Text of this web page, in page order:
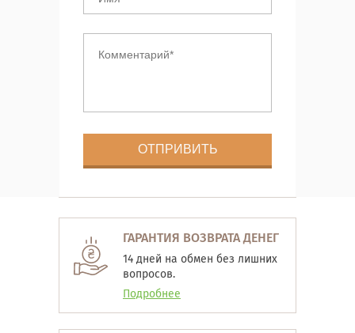
ГАРАНТИЯ ВОЗВРАТА ДЕНЕГ
14 дней на обмен без лишних
вопросов.
Подробнее